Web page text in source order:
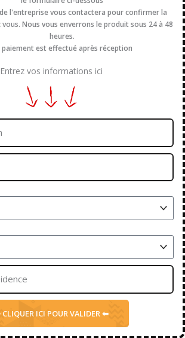
l'entreprise vous contactera pour confirmer la
vous. Nous vous enverrons le produit sous 24 à 48
heures.
paiement est effectué après réception
Entrez vos informations ici
ICI POUR VALIDER ⬅